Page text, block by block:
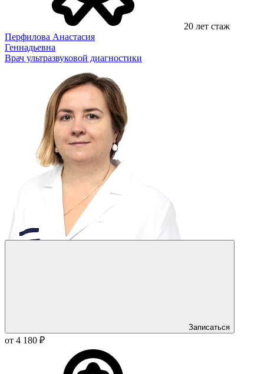
20 лет стаж
Перфилова Анастасия
Геннадьевна
Врач ультразвуковой диагностики
Записаться
от 4 180 ₽